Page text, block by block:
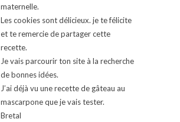
maternelle.
Les cookies sont délicieux. je te félicite
et te remercie de partager cette
recette.
Je vais parcourir ton site à la recherche
de bonnes idées.
J’ai déjà vu une recette de gâteau au
mascarpone que je vais tester.
Bretal